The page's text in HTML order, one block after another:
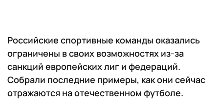
Российские спортивные команды оказались
ограничены в своих возможностях из-за
санкций европейских лиг и федераций.
Собрали последние примеры, как они сейчас
отражаются на отечественном футболе.